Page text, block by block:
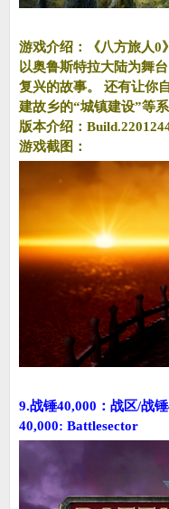
游戏介绍：《八方旅人0
以奥鲁斯特拉大陆为舞
复兴的故事。 还有让你
建故乡的“城镇建设”等
版本介绍：
游戏截图：
9.战锤40,000：战区/战
40,000: Battlesector